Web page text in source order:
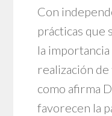
Con
prácticas que
la
realización
como afirma
favorecen la